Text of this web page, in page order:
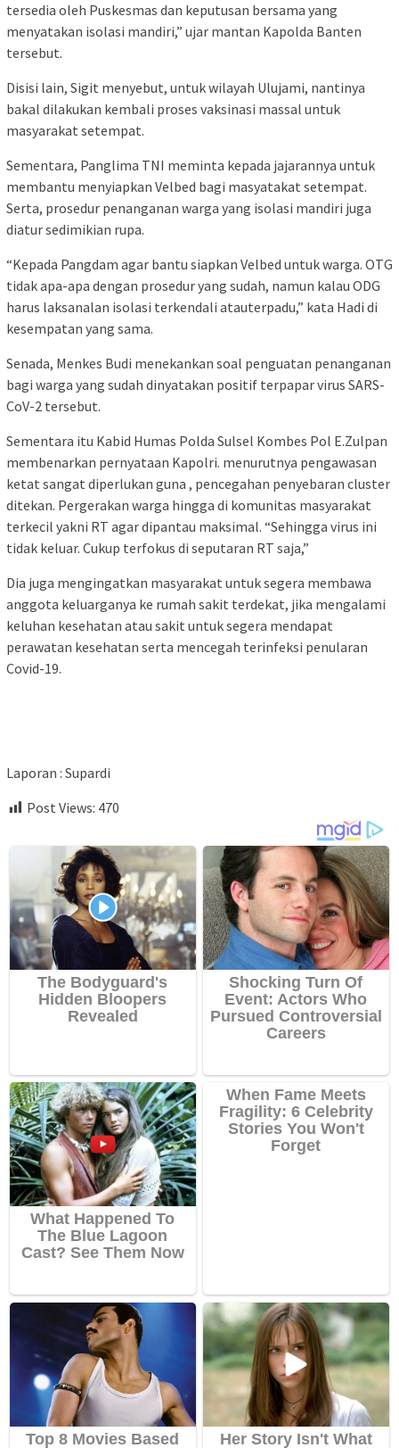
tersedia oleh Puskesmas dan keputusan bersama yang
menyatakan isolasi mandiri,” ujar mantan Kapolda Banten
tersebut.
Disisi lain, Sigit menyebut, untuk wilayah Ulujami, nantinya
bakal dilakukan kembali proses vaksinasi massal untuk
masyarakat setempat.
Sementara, Panglima TNI meminta kepada jajarannya untuk
membantu menyiapkan Velbed bagi masyatakat setempat.
Serta, prosedur penanganan warga yang isolasi mandiri juga
diatur sedimikian rupa.
“Kepada Pangdam agar bantu siapkan Velbed untuk warga. OTG
tidak apa-apa dengan prosedur yang sudah, namun kalau ODG
harus laksanalan isolasi terkendali atauterpadu,” kata Hadi di
kesempatan yang sama.
Senada, Menkes Budi menekankan soal penguatan penanganan
bagi warga yang sudah dinyatakan positif terpapar virus SARS-
CoV-2 tersebut.
Sementara itu Kabid Humas Polda Sulsel Kombes Pol E.Zulpan
membenarkan pernyataan Kapolri. menurutnya pengawasan
ketat sangat diperlukan guna , pencegahan penyebaran cluster
ditekan. Pergerakan warga hingga di komunitas masyarakat
terkecil yakni RT agar dipantau maksimal. “Sehingga virus ini
tidak keluar. Cukup terfokus di seputaran RT saja,”
Dia juga mengingatkan masyarakat untuk segera membawa
anggota keluarganya ke rumah sakit terdekat, jika mengalami
keluhan kesehatan atau sakit untuk segera mendapat
perawatan kesehatan serta mencegah terinfeksi penularan
Covid-19.
Laporan : Supardi
Post Views: 470